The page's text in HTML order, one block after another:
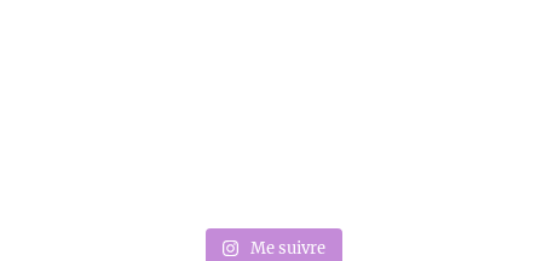
Me suivre